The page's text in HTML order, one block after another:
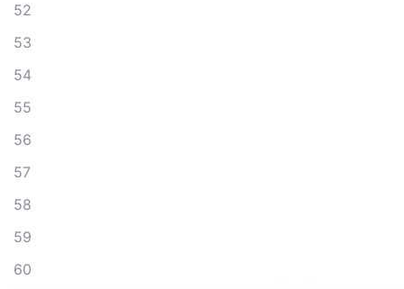
52
53
54
55
56
57
58
59
60